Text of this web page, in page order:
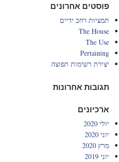
פוסטים אחרונים
תמציות רחב ידיים
The House
The Use
Pertaining
יצירת רשימות תפוצה
תגובות אחרונות
ארכיונים
יולי 2020
יוני 2020
מרץ 2020
יוני 2019